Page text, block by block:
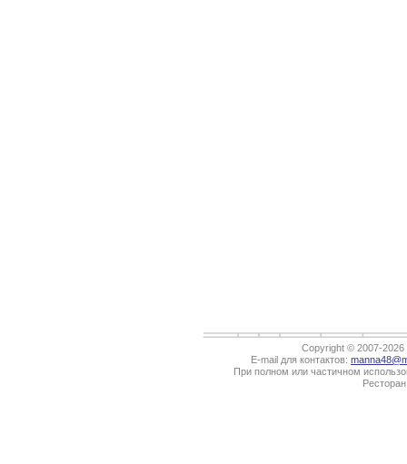
Copyright © 2007-
E-mail для контактов:
При полном или частичном